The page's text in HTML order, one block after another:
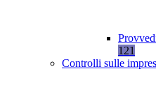
121
Controlli sulle